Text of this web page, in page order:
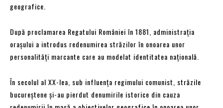
geografice.
După proclamarea Regatului României în 1881, administrația
orașului a introdus redenumirea străzilor în onoarea unor
personalități marcante care au modelat identitatea națională.
În secolul al XX-lea, sub influența regimului comunist, străzile
bucureștene și-au pierdut denumirile istorice din cauza